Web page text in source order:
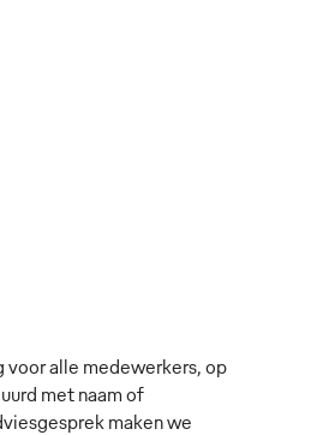
voor alle medewerkers, op
met naam of
maken we